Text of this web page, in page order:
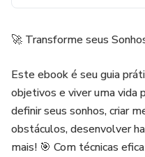
🚀 Transforme seus
Este ebook é seu guia
objetivos e viver uma vida
definir seus sonhos, criar
obstáculos, desenvolver
mais! 🎯 Com técnicas